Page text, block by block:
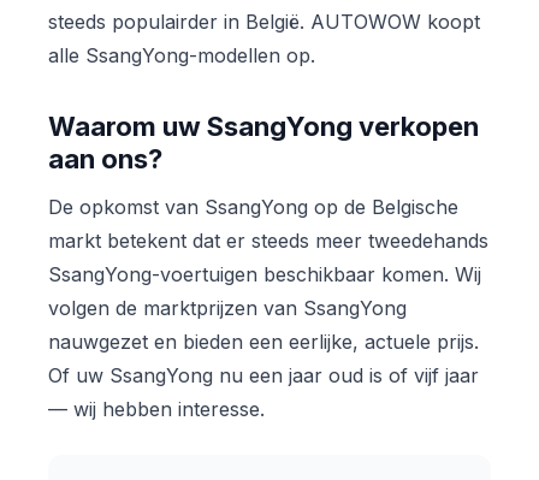
steeds populairder in België. AUTOWOW koopt
alle SsangYong-modellen op.
Waarom uw SsangYong verkopen
aan ons?
De opkomst van SsangYong op de Belgische
markt betekent dat er steeds meer tweedehands
SsangYong-voertuigen beschikbaar komen. Wij
volgen de marktprijzen van SsangYong
nauwgezet en bieden een eerlijke, actuele prijs.
Of uw SsangYong nu een jaar oud is of vijf jaar
— wij hebben interesse.